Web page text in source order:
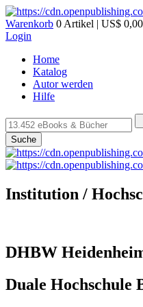
Warenkorb 0 Artikel | US$ 0,00
Login
Home
Katalog
Autor werden
Hilfe
Suche
Institution /
DHBW
Duale Hochschule